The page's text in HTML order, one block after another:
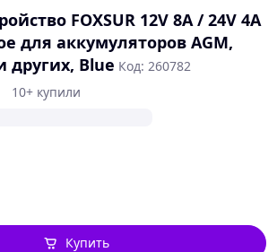
FOXSUR 12V 8A / 24V 4A
для аккумуляторов AGM,
других, Blue Код: 260782
10+ купили
Купить